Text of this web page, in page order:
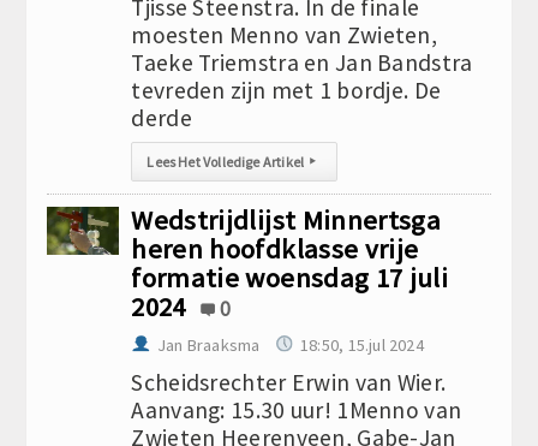
Tjisse Steenstra. In de finale
moesten Menno van Zwieten,
Taeke Triemstra en Jan Bandstra
tevreden zijn met 1 bordje. De
derde
Lees Het Volledige Artikel ▸
Wedstrijdlijst Minnertsga
heren hoofdklasse vrije
formatie woensdag 17 juli
2024
0
Jan Braaksma 18:50, 15.jul 2024
Scheidsrechter Erwin van Wier.
Aanvang: 15.30 uur! 1Menno van
Zwieten Heerenveen, Gabe-Jan